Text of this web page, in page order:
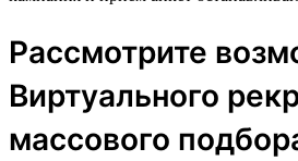
Рассмотрите
Виртуального
массового